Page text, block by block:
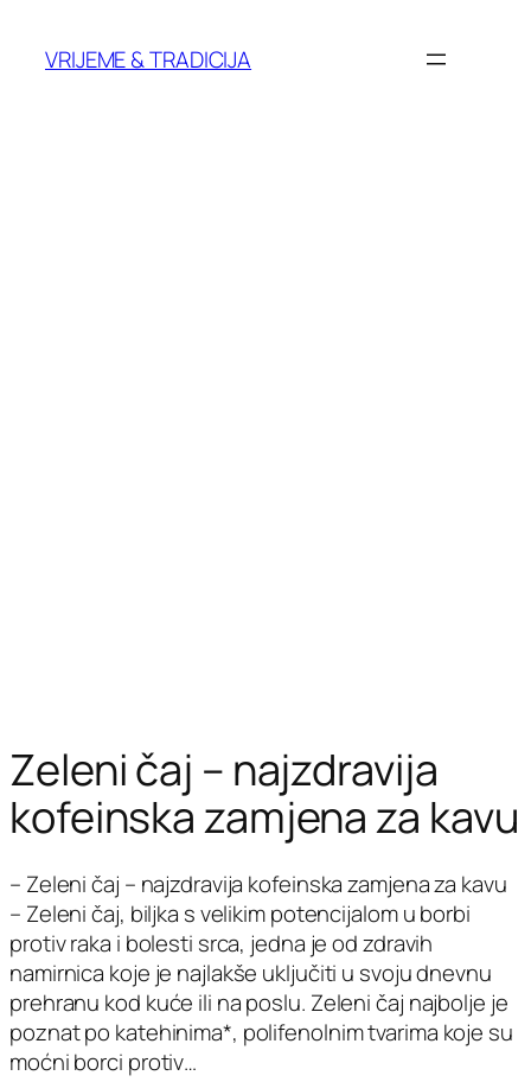
VRIJEME & TRADICIJA
Zeleni čaj – najzdravija
kofeinska zamjena za kavu
– Zeleni čaj – najzdravija kofeinska zamjena za kavu
– Zeleni čaj, biljka s velikim potencijalom u borbi
protiv raka i bolesti srca, jedna je od zdravih
namirnica koje je najlakše uključiti u svoju dnevnu
prehranu kod kuće ili na poslu. Zeleni čaj najbolje je
poznat po katehinima*, polifenolnim tvarima koje su
moćni borci protiv…